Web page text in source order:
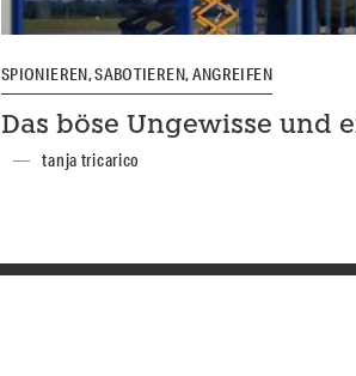
SPIONIEREN, SABOTIEREN, ANGREIFEN
Das böse Ungewisse und
tanja tricarico